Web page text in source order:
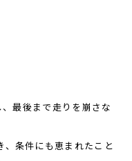
最後まで走りを崩さな
、条件にも恵まれたこと